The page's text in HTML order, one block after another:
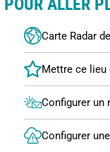
POUR ALLER
Carte Radar
Configurer un
Configurer